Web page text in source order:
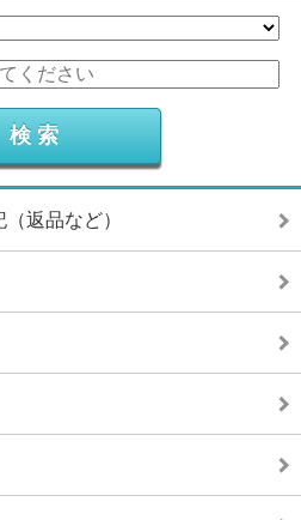
返品など）